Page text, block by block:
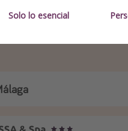
Solo lo esencial